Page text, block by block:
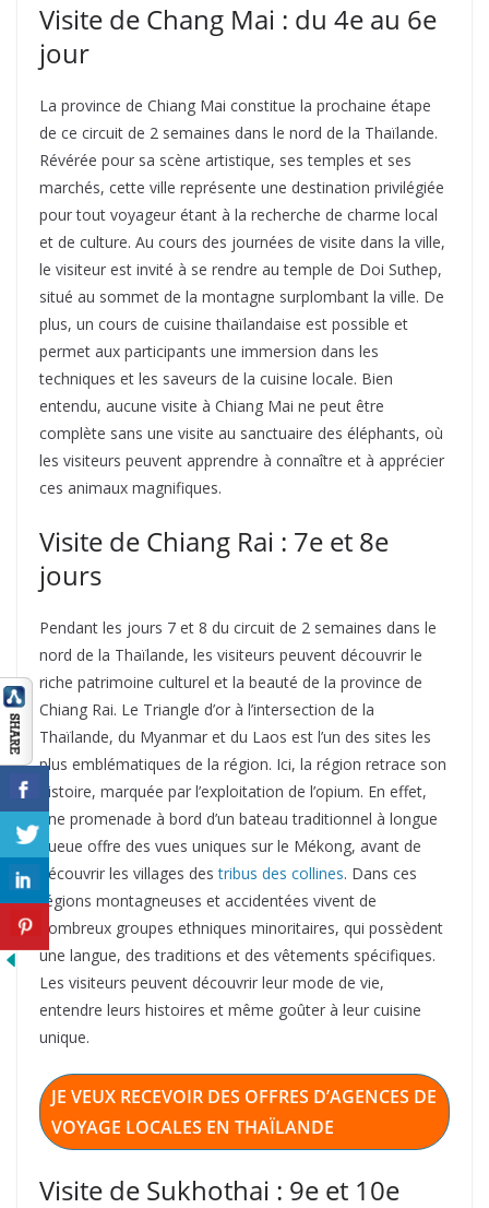
Visite de Chang Mai : du 4e au 6e
jour
La province de Chiang Mai constitue la prochaine étape
de ce circuit de 2 semaines dans le nord de la Thaïlande.
Révérée pour sa scène artistique, ses temples et ses
marchés, cette ville représente une destination privilégiée
pour tout voyageur étant à la recherche de charme local
et de culture. Au cours des journées de visite dans la ville,
le visiteur est invité à se rendre au temple de Doi Suthep,
situé au sommet de la montagne surplombant la ville. De
plus, un cours de cuisine thaïlandaise est possible et
permet aux participants une immersion dans les
techniques et les saveurs de la cuisine locale. Bien
entendu, aucune visite à Chiang Mai ne peut être
complète sans une visite au sanctuaire des éléphants, où
les visiteurs peuvent apprendre à connaître et à apprécier
ces animaux magnifiques.
Visite de Chiang Rai : 7e et 8e
jours
Pendant les jours 7 et 8 du circuit de 2 semaines dans le
nord de la Thaïlande, les visiteurs peuvent découvrir le
riche patrimoine culturel et la beauté de la province de
Chiang Rai. Le Triangle d’or à l’intersection de la
Thaïlande, du Myanmar et du Laos est l’un des sites les
plus emblématiques de la région. Ici, la région retrace son
histoire, marquée par l’exploitation de l’opium. En effet,
une promenade à bord d’un bateau traditionnel à longue
queue offre des vues uniques sur le Mékong, avant de
découvrir les villages destribus des collines. Dans ces
régions montagneuses et accidentées vivent de
nombreux groupes ethniques minoritaires, qui possèdent
une langue, des traditions et des vêtements spécifiques.
Les visiteurs peuvent découvrir leur mode de vie,
entendre leurs histoires et même goûter à leur cuisine
unique.
JE VEUX RECEVOIR DES OFFRES D’AGENCES DE
VOYAGE LOCALES EN THAÏLANDE
Visite de Sukhothai : 9e et 10e